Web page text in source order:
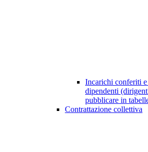
Incarichi conferiti
dipendenti
pubblicare in
Contrattazione collettiva